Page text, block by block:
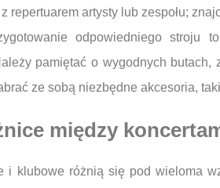
repertuarem artysty lub zespołu;
odpowiedniego stroju
pamiętać o wygodnych
ze sobą niezbędne akcesoria,
między
i klubowe różnią się pod wieloma